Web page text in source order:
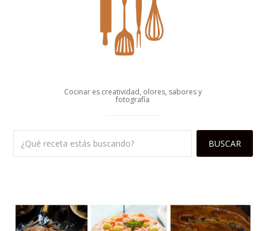
Cocinar es creatividad, olores, sabores y
fotografía